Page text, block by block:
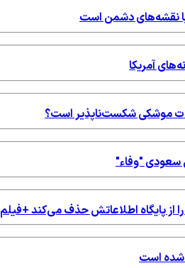
با نقشه‌های دشمن است
آمریکا
موشکی شکست‌ناپذیر است؟
سعودی "وفاء"
از پایگاه اطلاعاتش حذف می‌کند +فیلم
شده است